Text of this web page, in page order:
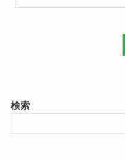
検索